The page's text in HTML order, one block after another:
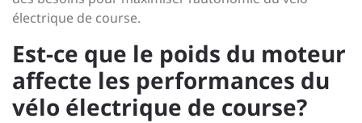
électrique de course.
Est-ce que le poids du moteur
affecte les performances du
vélo électrique de course?